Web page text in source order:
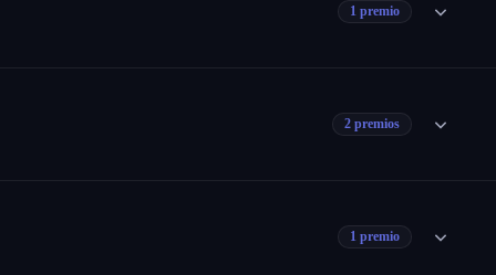
1 premio
2 premios
1 premio